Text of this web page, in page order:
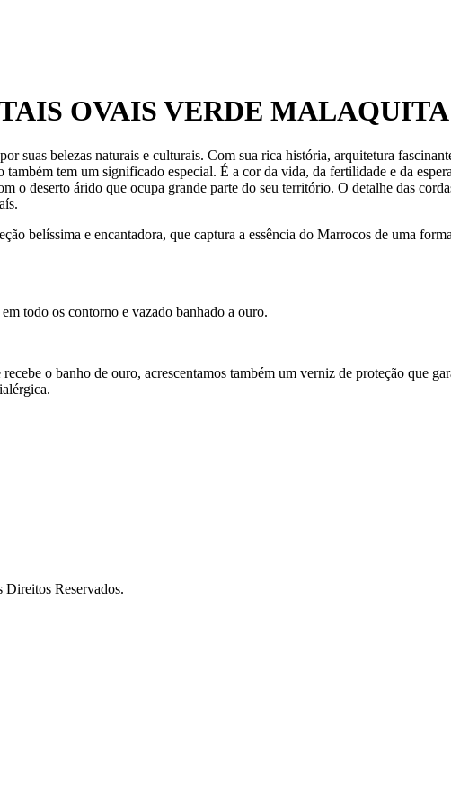
OVAIS VERDE
suas belezas naturais e culturais. Com sua rica história, arquitetura
tem um significado especial. É a cor da vida, da fertilidade e da
o deserto árido que ocupa grande parte do seu território. O detalhe das
belíssima e encantadora, que captura a essência do Marrocos de uma
todo os contorno e vazado banhado a ouro.
o banho de ouro, acrescentamos também um verniz de proteção que
Reservados.